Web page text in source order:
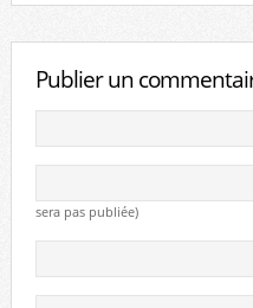
Publier un
sera pas publiée)